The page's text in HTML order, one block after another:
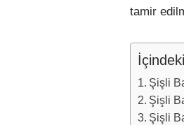
tamir
Şişli
Şişli
Şişli